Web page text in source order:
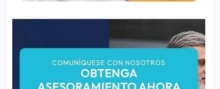
COMUNÍQUESE CON NOSOTROS
OBTENGA